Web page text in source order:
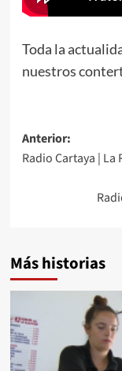
Toda la
nuestros
Anterior:
Radio Cartaya | La
Más historias